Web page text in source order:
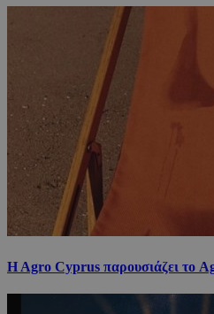
H Agro Cyprus παρουσιάζει το